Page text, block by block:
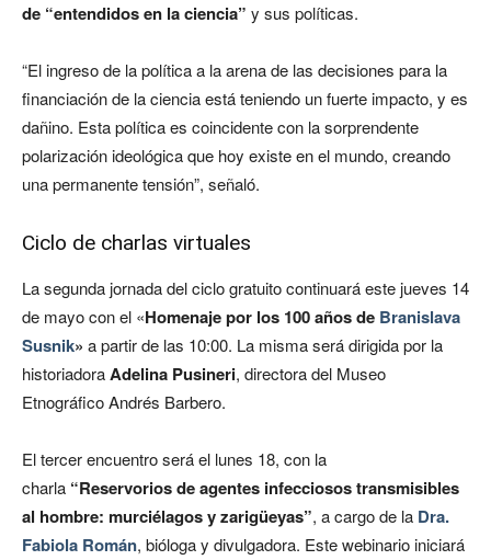
de “entendidos en la ciencia” y sus políticas.
“El ingreso de la política a la arena de las decisiones para la
financiación de la ciencia está teniendo un fuerte impacto, y es
dañino. Esta política es coincidente con la sorprendente
polarización ideológica que hoy existe en el mundo, creando
una permanente tensión”, señaló.
Ciclo de charlas virtuales
La segunda jornada del ciclo gratuito continuará este jueves 14
de mayo con el «Homenaje por los 100 años de Branislava
Susnik» a partir de las 10:00. La misma será dirigida por la
historiadoraAdelina Pusineri, directora del Museo
Etnográfico Andrés Barbero.
El tercer encuentro será el lunes 18, con la
charla “Reservorios de agentes infecciosos transmisibles
al hombre: murciélagos y zarigüeyas”, a cargo de la Dra.
Fabiola Román, bióloga y divulgadora. Este webinario iniciará